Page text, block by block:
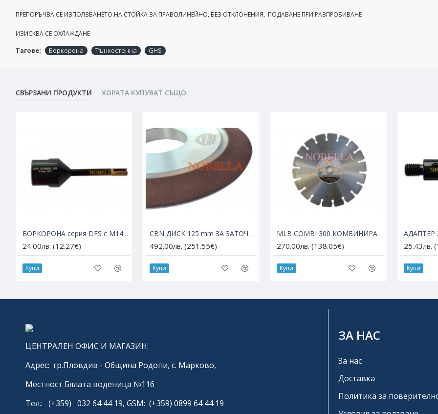
ПРЕПОРЪЧВА СЕ ИЗПОЛЗВАНЕТО НА СТОЙКА ЗА ПРАВОЛИНЕЙНО, БЕЗ ОТКЛОНЕНИЯ, ПОДАВАНЕ ПРИ РАЗПРОБИВАНЕ
ИЗИСКВА СЕ ОХЛАЖДАНЕ
Тагове: Боркорона Тънкостенна GHS
СВЪРЗАНИ ПРОДУКТИ ХОРАТА КУПУВАТ СЪЩО
БОРКОРОНА серия DFS с М14 за ъглошлайф – Ø 6 мм
24.00лв. (12.27€)
Купи
CBN ДИСК 125 mm ЗА ЗАТОЧВАНЕ НА HSS ДИСКОВЕ
492.00лв. (251.55€)
Купи
MLB COMBI 300 КОМБИНИРАН ДИАМАНТЕН ДИСК ЗА АРМИРАН БЕТОН И АСФАЛТ
270.00лв. (138.05€)
Купи
25.43лв.
Купи
ЦЕНТРАЛЕН ОФИС И МАГАЗИН:
Адрес: гр.Пловдив - Община Родопи, с. Марково,
Местност Бялата воденица №116
Тел.: (+359) 032 64 44 19, GSM: (+359) 0899 64 44 19
ЗА НАС
За нас
Доставка
Политика за